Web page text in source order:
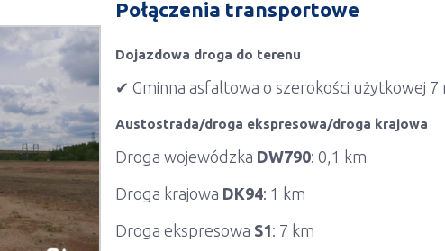
Połączenia transportowe
Dojazdowa droga do terenu
✔ Gminna asfaltowa o szerokości użytkowej 7
Austostrada/droga ekspresowa/droga krajowa
Droga wojewódzka DW790: 0,1 km
Droga krajowa DK94: 1 km
Droga ekspresowa S1: 7 km